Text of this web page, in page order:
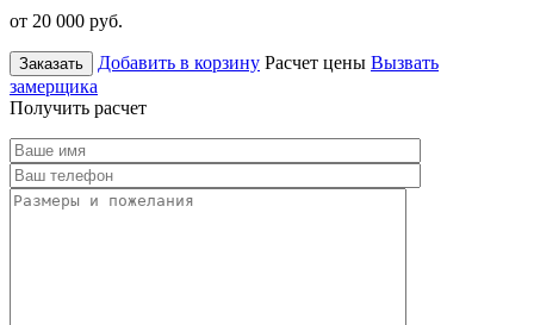
от 20 000 руб.
Заказать Добавить в корзину Расчет цены Вызвать
замерщика
Получить расчет